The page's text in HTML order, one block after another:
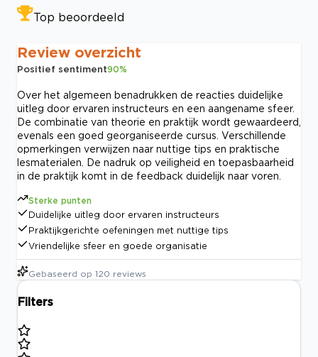
Top beoordeeld
Review overzicht
Positief sentiment90%
Over het algemeen benadrukken de reacties duidelijke
uitleg door ervaren instructeurs en een aangename sfeer.
De combinatie van theorie en praktijk wordt gewaardeerd,
evenals een goed georganiseerde cursus. Verschillende
opmerkingen verwijzen naar nuttige tips en praktische
lesmaterialen. De nadruk op veiligheid en toepasbaarheid
in de praktijk komt in de feedback duidelijk naar voren.
Sterke punten
Duidelijke uitleg door ervaren instructeurs
Praktijkgerichte oefeningen met nuttige tips
Vriendelijke sfeer en goede organisatie
Gebaseerd op 120 reviews
Filters